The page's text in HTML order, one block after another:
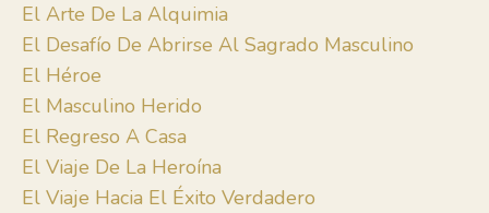
El Arte De La Alquimia
El Desafío De Abrirse Al Sagrado Masculino
El Héroe
El Masculino Herido
El Regreso A Casa
El Viaje De La Heroína
El Viaje Hacia El Éxito Verdadero